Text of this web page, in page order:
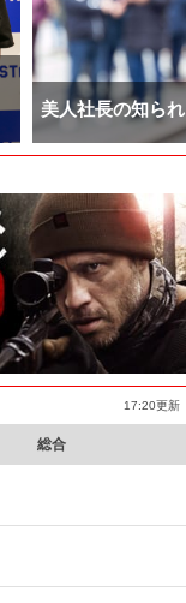
美人社長の知ら
17:20更新
総合